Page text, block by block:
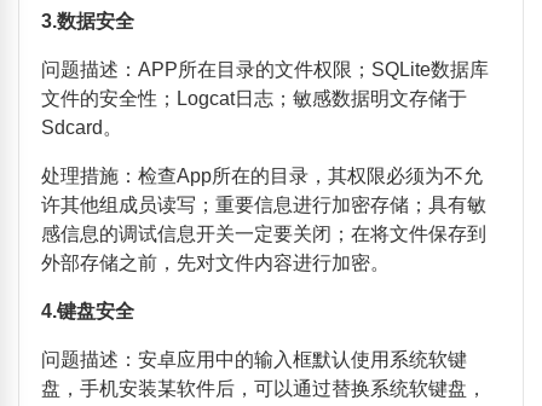
3.数据安全
问题描述： APP所在目录的文件权限； SQLite数据库
文件的安全性； Logcat日志；敏感数据明文存储于
Sdcard 。
处理措施：检查App所在的目录，其权限必须为不允
许其他组成员读写；重要信息进行加密存储；具有敏
感信息的调试信息开关一定要关闭；在将文件保存到
外部存储之前，先对文件内容进行加密。
4.键盘安全
问题描述：安卓应用中的输入框默认使用系统软键
盘，手机安装某软件后，可以通过替换系统软键盘，